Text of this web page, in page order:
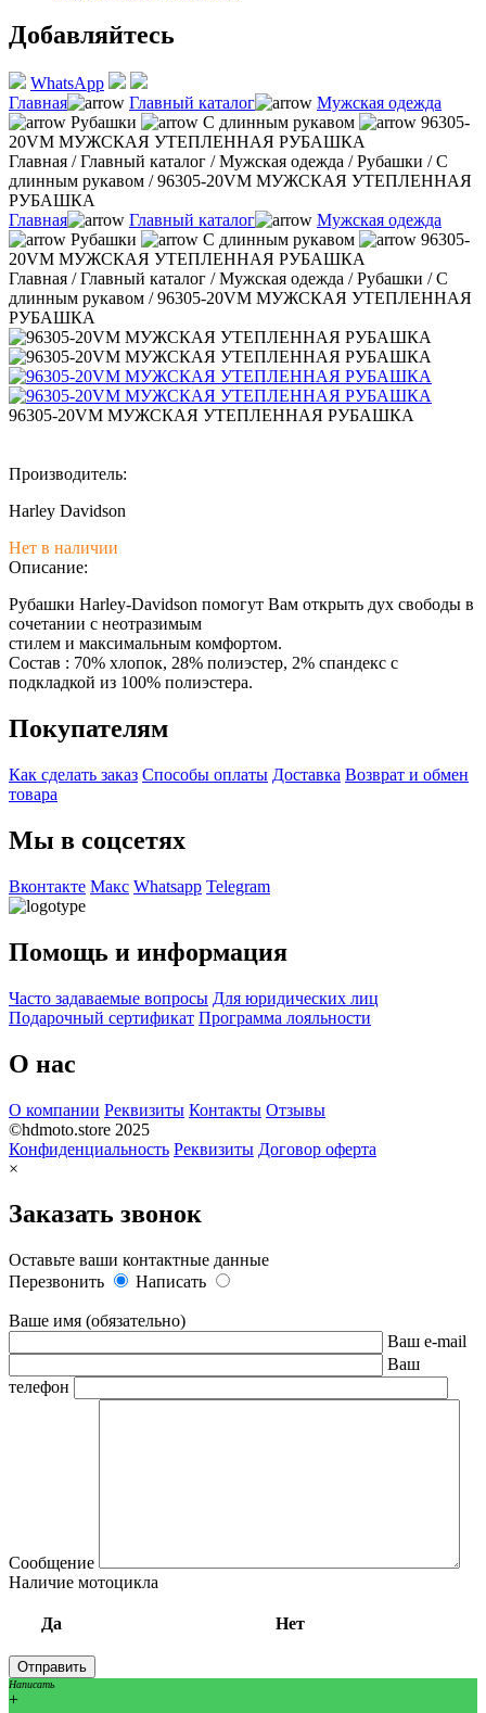
Добавляйтесь
WhatsApp
Главная
Главный каталог
Мужская одежда
Рубашки
С длинным рукавом
96305-
20VM МУЖСКАЯ УТЕПЛЕННАЯ РУБАШКА
Главная /Главный каталог /Мужская одежда /Рубашки /С
длинным рукавом /96305-20VM МУЖСКАЯ УТЕПЛЕННАЯ
РУБАШКА
Главная
Главный каталог
Мужская одежда
Рубашки
С длинным рукавом
96305-
20VM МУЖСКАЯ УТЕПЛЕННАЯ РУБАШКА
Главная /Главный каталог /Мужская одежда /Рубашки /С
длинным рукавом /96305-20VM МУЖСКАЯ УТЕПЛЕННАЯ
РУБАШКА
96305-20VM МУЖСКАЯ УТЕПЛЕННАЯ РУБАШКА
Производитель:
Harley Davidson
Нет в наличии
Описание:
Рубашки Harley-Davidson помогут Вам открыть дух свободы в
сочетании с неотразимым
стилем и максимальным комфортом.
Состав : 70% хлопок, 28% полиэстер, 2% спандекс с
подкладкой из 100% полиэстера.
Покупателям
Как сделать заказ Способы оплаты Доставка Возврат и обмен
товара
Мы в соцсетях
Вконтакте Макс Whatsapp Telegram
Помощь и информация
Часто задаваемые вопросы Для юридических лиц
Подарочный сертификат Программа лояльности
О нас
О компании Реквизиты Контакты Отзывы
©hdmoto.store 2025
Конфиденциальность Реквизиты Договор оферта
×
Заказать звонок
Оставьте ваши контактные данные
Перезвонить
Написать
Ваше имя (обязательно)
Ваш e-mail
Ваш
телефон
Сообщение
Наличие мотоцикла
Да Нет
Написать
+